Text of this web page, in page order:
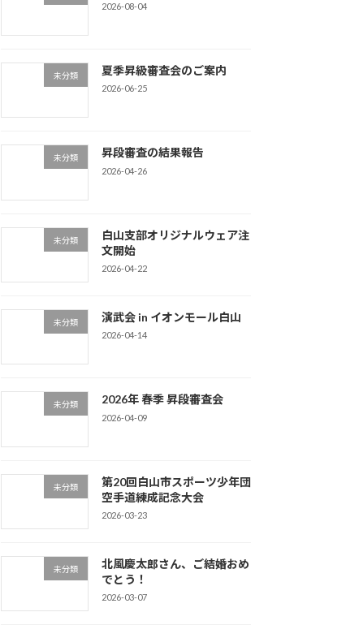
2026-08-04
未分類 夏季昇級審査会のご案内
2026-06-25
未分類 昇段審査の結果報告
2026-04-26
未分類
白山支部オリジナルウェア注
文開始
2026-04-22
未分類 演武会 in イオンモール白山
2026-04-14
未分類 2026年 春季 昇段審査会
2026-04-09
未分類
第20回白山市スポーツ少年団
空手道練成記念大会
2026-03-23
未分類
北風慶太郎さん、ご結婚おめ
でとう！
2026-03-07